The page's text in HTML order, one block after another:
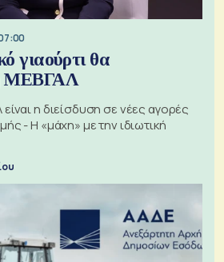
γιαούρτι θα
ΜΕΒΓΑΛ
η διείσδυση σε νέες αγορές
- Η «μάχη» με την ιδιωτική